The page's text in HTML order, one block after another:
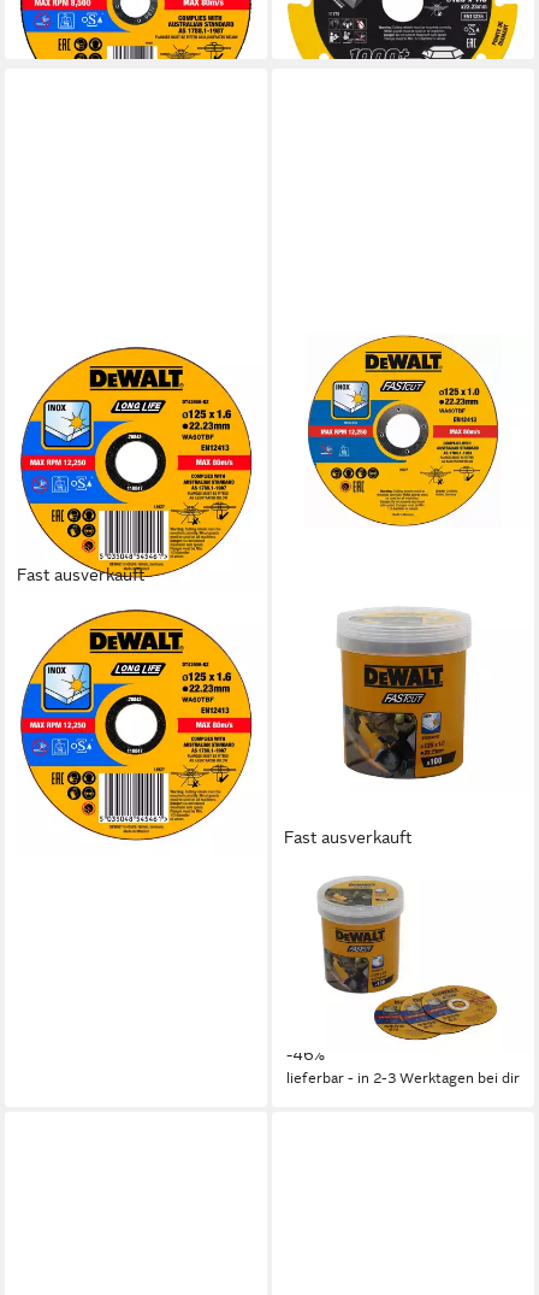
13,48 €
lieferbar - in 3-4 Werktagen bei dir
32,76 €
lieferbar - in 3-4 Werktagen bei dir
Fast ausverkauft
DEWALT
Trennscheibe DEWALT High
Performance Trennscheibe
Edelstahl flach 125x1,6mm
12,84 €
lieferbar - in 3-4 Werktagen bei dir
Fast ausverkauft
DEWALT
Trennscheibe 125x1x22,23
mm Inox, Ø 125 mm, (Set),
125x1 mm, Ø Bohrung: 22,23
UVP106,98 €
-46%
lieferbar - in 2-3 Werktagen bei dir